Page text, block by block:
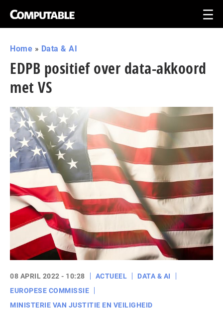
Home » Data & AI
EDPB positief over data-akkoord
met VS
08 APRIL 2022 - 10:28 ACTUEEL
DATA & AI
EUROPESE COMMISSIE
MINISTERIE VAN JUSTITIE EN VEILIGHEID